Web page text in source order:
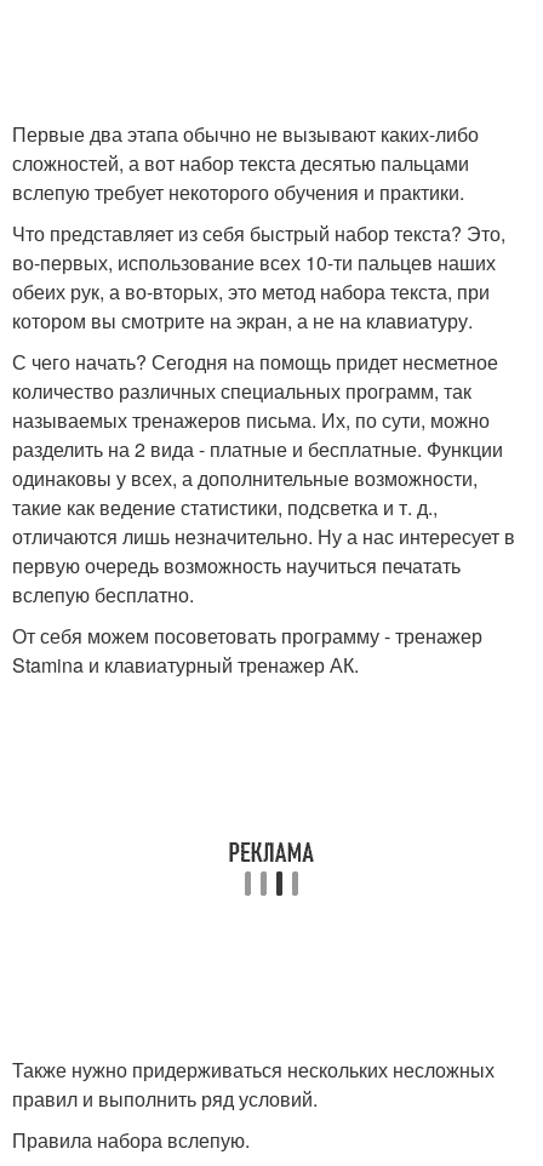
Первые два этапа обычно не вызывают каких-либо
сложностей, а вот набор текста десятью пальцами
вслепую требует некоторого обучения и практики.
Что представляет из себя быстрый набор текста? Это,
во-первых, использование всех 10-ти пальцев наших
обеих рук, а во-вторых, это метод набора текста, при
котором вы смотрите на экран, а не на клавиатуру.
С чего начать? Сегодня на помощь придет несметное
количество различных специальных программ, так
называемых тренажеров письма. Их, по сути, можно
разделить на 2 вида - платные и бесплатные. Функции
одинаковы у всех, а дополнительные возможности,
такие как ведение статистики, подсветка и т. д.,
отличаются лишь незначительно. Ну а нас интересует в
первую очередь возможность научиться печатать
вслепую бесплатно.
От себя можем посоветовать программу - тренажер
Stamina и клавиатурный тренажер АК.
Также нужно придерживаться нескольких несложных
правил и выполнить ряд условий.
Правила набора вслепую.